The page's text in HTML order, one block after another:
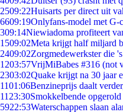
2509:22Huisarts per direct uit
6609:19Onlyfans-model met G-
309:14Niewiadoma profiteert
1509:02Meta krijgt half miljard
2409:02Zorgmedewerkster die
1203:57VrijMiBabes #316 (not
2303:02Quake krijgt na 30 jaar
1101:06Benzineprijs daalt
11 23:30Smokkelbende
5922:53Waterschappen slaan